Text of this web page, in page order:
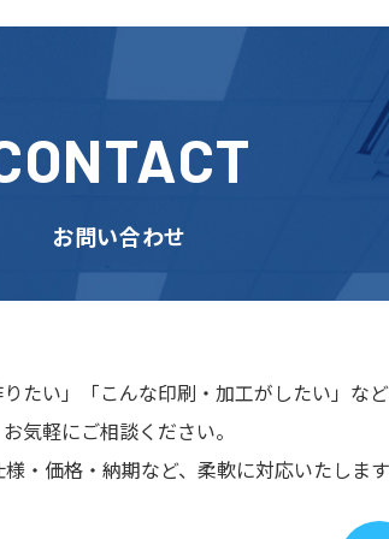
お問い合わせ
たい」
「こんな印刷・加工がしたい」など
お気軽にご相談ください。
・価格・納期など、 柔軟に対応いたしま